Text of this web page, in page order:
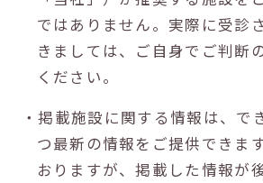
ではありません。実際に受診
きましては、ご自身でご判断
ください。
・掲載施設に関する情報は、で
つ最新の情報をご提供できま
おりますが、掲載した情報が